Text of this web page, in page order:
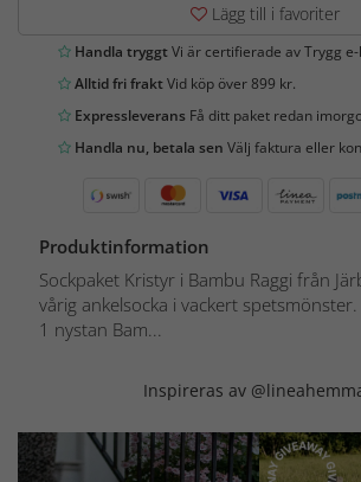
Lägg till i favoriter
Handla tryggtVi är certifierade av Trygg
Alltid fri fraktVid köp över 899 kr.
Expressleverans Få ditt paket redan
Handla nu, betala sen Välj faktura eller
Produktinformation
Sockpaket Kristyr i Bambu Raggi från
vårig ankelsocka i vackert
1 nystan Bam...
Inspireras av